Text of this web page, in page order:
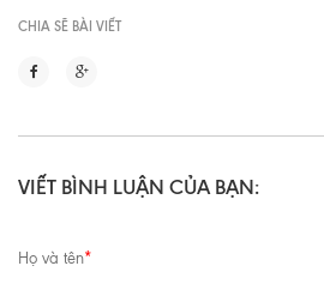
CHIA SẼ BÀI VIẾT
VIẾT BÌNH LUẬN CỦA BẠN:
Họ và tên*